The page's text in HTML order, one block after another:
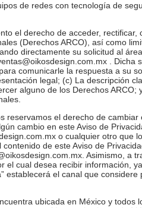
de redes con tecnología de
el derecho de acceder, rectificar,
(Derechos ARCO), así como
directamente su solicitud al
. Dicha
comunicarle la respuesta a su
legal; (c) La descripción
alguno de los Derechos ARCO;
reservamos el derecho de cambiar
cambio en este Aviso de
o cualquier otro que
de este Aviso de
. Asimismo, a
el cual desea recibir información,
establecerá el canal que
ubicada en México y todos